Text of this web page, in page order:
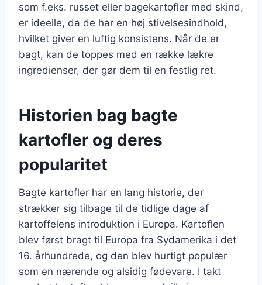
som f.eks. russet eller bagekartofler med skind,
er ideelle, da de har en høj stivelsesindhold,
hvilket giver en luftig konsistens. Når de er
bagt, kan de toppes med en række lækre
ingredienser, der gør dem til en festlig ret.
Historien bag bagte
kartofler og deres
popularitet
Bagte kartofler har en lang historie, der
strækker sig tilbage til de tidlige dage af
kartoffelens introduktion i Europa. Kartoflen
blev først bragt til Europa fra Sydamerika i det
16. århundrede, og den blev hurtigt populær
som en nærende og alsidig fødevare. I takt